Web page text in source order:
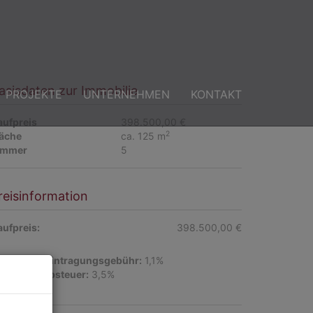
PROJEKTE UNTERNEHMEN KONTAKT
zur Immobilie
ca. 125 m2
5
398.500,00 €
1,1%
3,5%